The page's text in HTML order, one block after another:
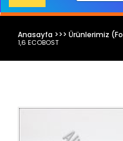
Anasayfa >>> Ürünlerimiz
1,6 ECOBOST